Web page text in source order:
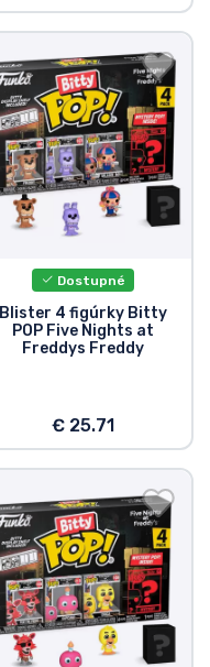
Dostupné
Blister 4 figúrky Bitty
POP Five Nights at
Freddys Freddy
€ 25.71